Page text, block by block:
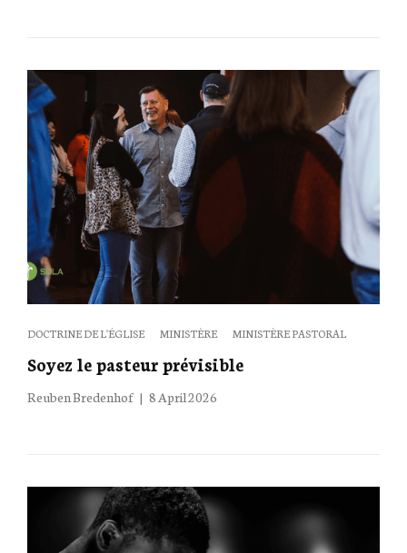
Categories
DOCTRINE DE L'ÉGLISE MINISTÈRE MINISTÈRE PASTORAL
Soyez le pasteur prévisible
Reuben Bredenhof
Posted
8 April 2026